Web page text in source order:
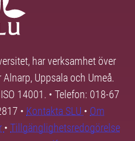
har verksamhet över
Uppsala och Umeå.
14001. • Telefon: 018-67
• Kontakta SLU • Om
• Tillgänglighetsredogörelse